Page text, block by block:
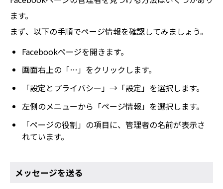
ます。
まず、以下の手順でページ情報を確認してみましょう。
Facebookページを開きます。
画面右上の「…」をクリックします。
「設定とプライバシー」→「設定」を選択します。
左側のメニューから「ページ情報」を選択します。
「ページの役割」の項目に、管理者の名前が表示さ
れています。
メッセージを送る